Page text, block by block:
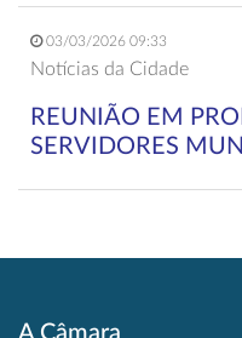
03/03/2026 09:33
Notícias da Cidade
REUNIÃO EM
SERVIDORES